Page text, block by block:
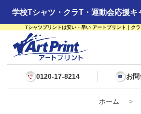
学校Tシャツ・クラT・運動会応援キ
Tシャツプリントは安い・早い アートプリント｜クラ
0120-17-8214 お問
ホーム >